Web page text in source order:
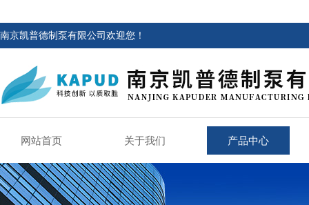
南京凯普德制泵有限公司欢迎您！
网站首页 关于我们 产品中心